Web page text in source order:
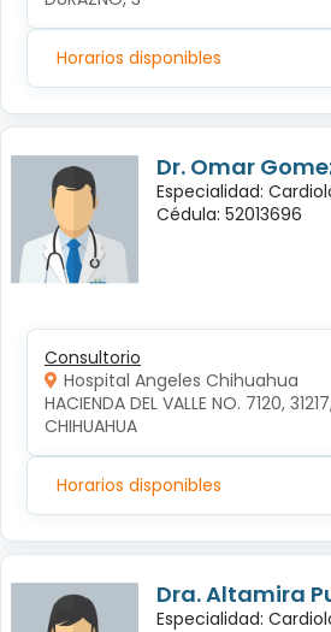
Horarios disponibles
Dr. Omar
Especialidad:
Cédula: 52013696
Consultorio
Hospital Angeles Chihuahua
HACIENDA DEL VALLE NO. 7120,
CHIHUAHUA
Horarios disponibles
Dra. Altamira
Especialidad: